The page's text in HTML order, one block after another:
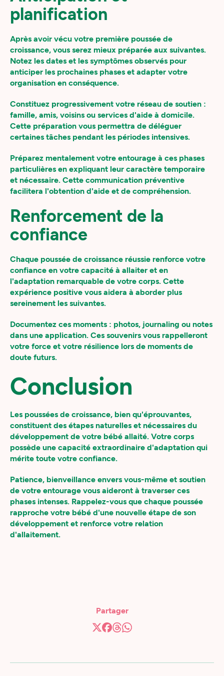
planification
Après avoir vécu votre première poussée de
croissance, vous serez mieux préparée aux suivantes.
Notez les dates et les symptômes observés pour
anticiper les prochaines phases et adapter votre
organisation en conséquence.
Constituez progressivement votre réseau de soutien :
famille, amis, voisins ou services d'aide à domicile.
Cette préparation vous permettra de déléguer
certaines tâches pendant les périodes intensives.
Préparez mentalement votre entourage à ces phases
particulières en expliquant leur caractère temporaire
et nécessaire. Cette communication préventive
facilitera l'obtention d'aide et de compréhension.
Renforcement de la
confiance
Chaque poussée de croissance réussie renforce votre
confiance en votre capacité à allaiter et en
l'adaptation remarquable de votre corps. Cette
expérience positive vous aidera à aborder plus
sereinement les suivantes.
Documentez ces moments : photos, journaling ou notes
dans une application. Ces souvenirs vous rappelleront
votre force et votre résilience lors de moments de
doute futurs.
Conclusion
Les poussées de croissance, bien qu'éprouvantes,
constituent des étapes naturelles et nécessaires du
développement de votre bébé allaité. Votre corps
possède une capacité extraordinaire d'adaptation qui
mérite toute votre confiance.
Patience, bienveillance envers vous-même et soutien
de votre entourage vous aideront à traverser ces
phases intenses. Rappelez-vous que chaque poussée
rapproche votre bébé d'une nouvelle étape de son
développement et renforce votre relation
d'allaitement.
Partager